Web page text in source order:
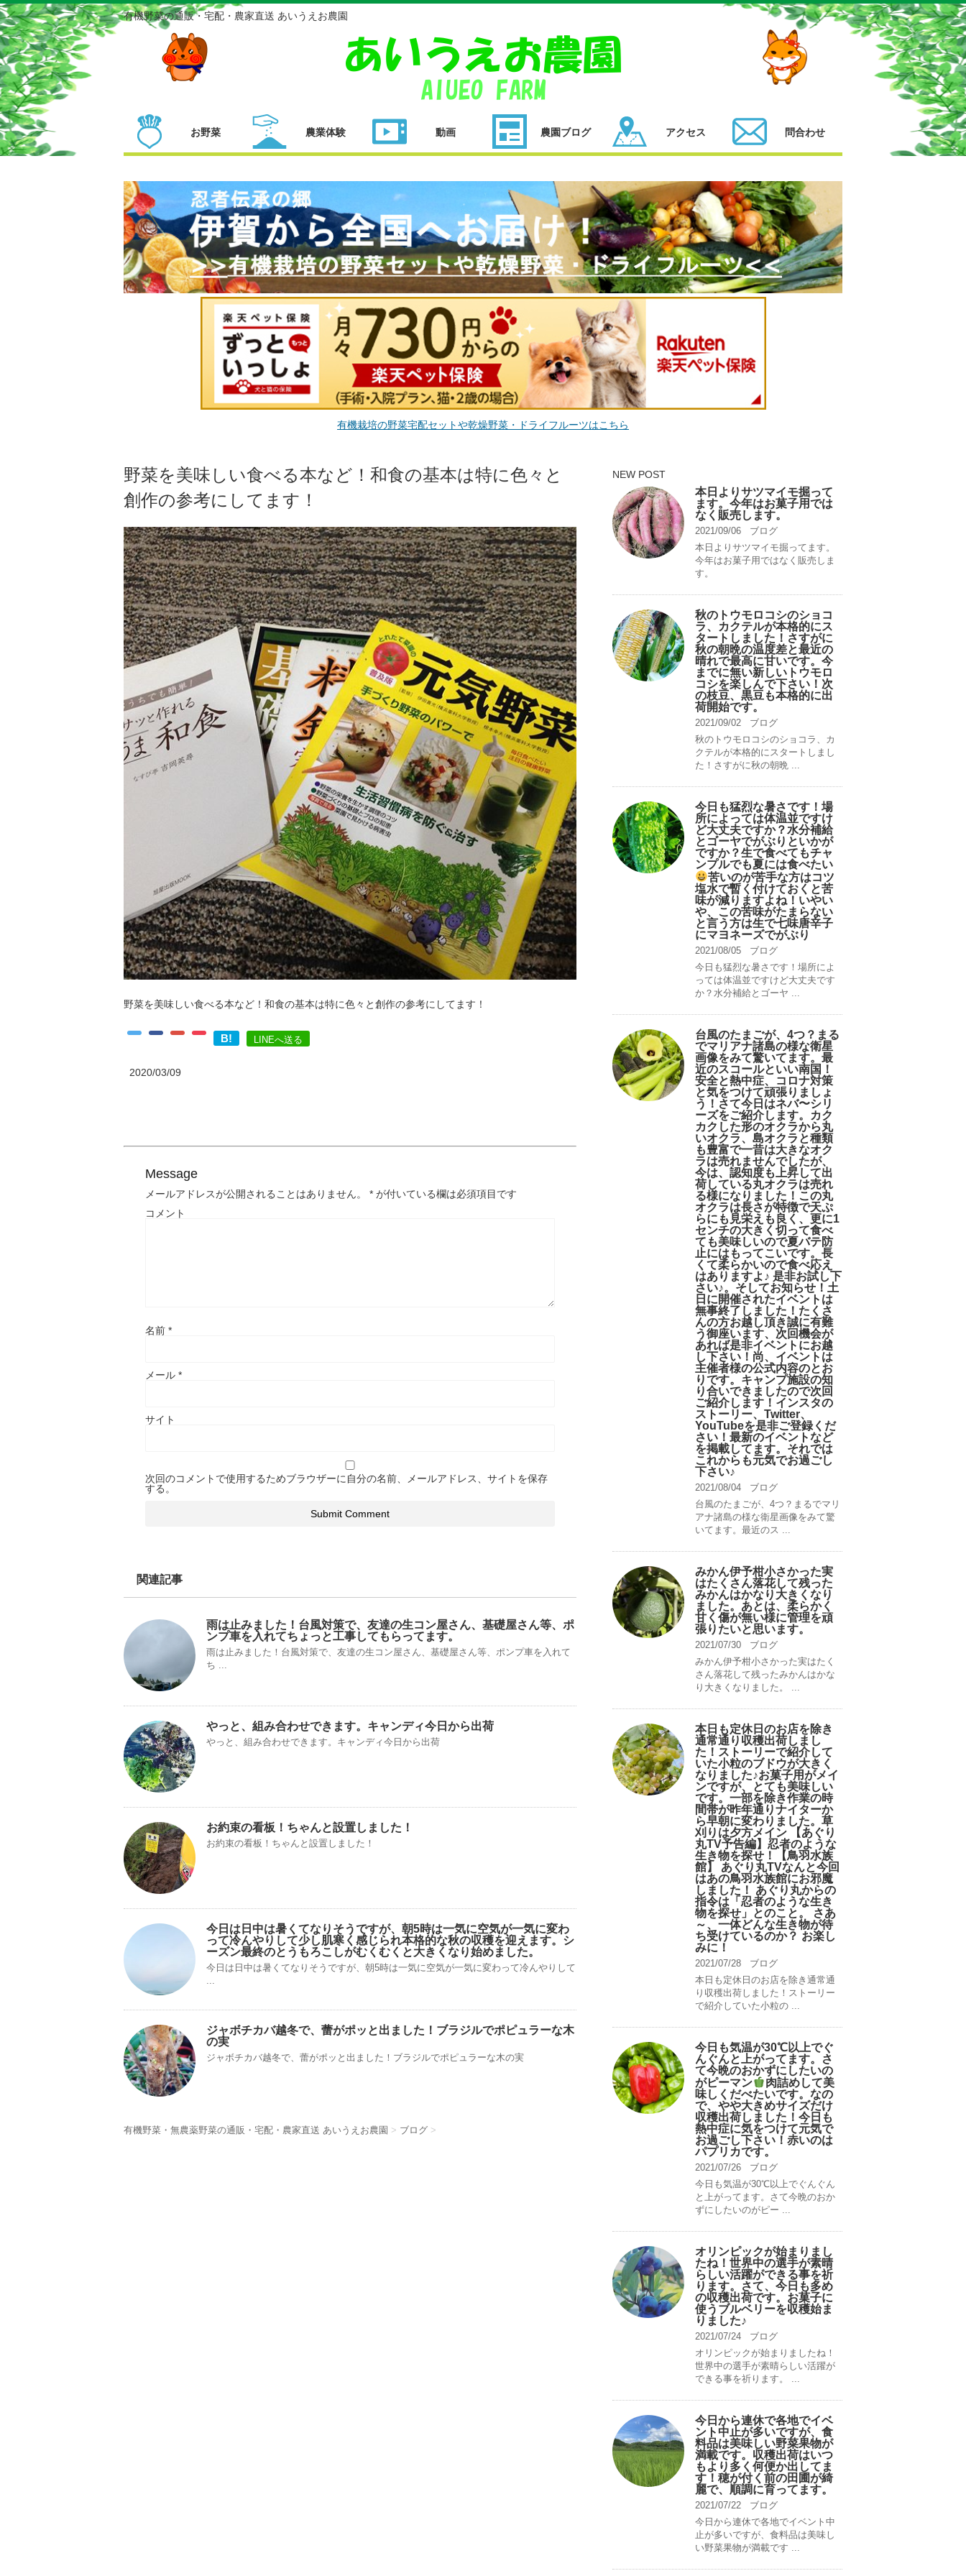
有機野菜の通販・宅配・農家直送 あいうえお農園
お野菜 農業体験 動画 農園ブログ アクセス 問合わせ
有機栽培の野菜宅配セットや乾燥野菜・ドライフルーツはこちら
野菜を美味しい食べる本など！和食の基本は特に色々と
創作の参考にしてます！
野菜を美味しい食べる本など！和食の基本は特に色々と創作の参考にしてます！
B! LINEへ送る
2020/03/09
Message
メールアドレスが公開されることはありません。 * が付いている欄は必須項目です
コメント
名前 *
メール *
サイト
次回のコメントで使用するためブラウザーに自分の名前、メールアドレス、サイトを保存
する。
関連記事
雨は止みました！台風対策で、友達の生コン屋さん、基礎屋さん等、ポ
ンプ車を入れてちょっと工事してもらってます。
雨は止みました！台風対策で、友達の生コン屋さん、基礎屋さん等、ポンプ車を入れて
ち ...
やっと、組み合わせできます。キャンディ今日から出荷
やっと、組み合わせできます。キャンディ今日から出荷
お約束の看板！ちゃんと設置しました！
お約束の看板！ちゃんと設置しました！
今日は日中は暑くてなりそうですが、朝5時は一気に空気が一気に変わ
って冷んやりして少し肌寒く感じられ本格的な秋の収穫を迎えます。シ
ーズン最終のとうもろこしがむくむくと大きくなり始めました。
今日は日中は暑くてなりそうですが、朝5時は一気に空気が一気に変わって冷んやりして
ジャボチカバ越冬で、蕾がポッと出ました！ブラジルでポピュラーな木
の実
ジャボチカバ越冬で、蕾がポッと出ました！ブラジルでポピュラーな木の実
有機野菜・無農薬野菜の通販・宅配・農家直送 あいうえお農園 > ブログ >
NEW POST
本日よりサツマイモ掘って
ます。今年はお菓子用では
なく販売します。
2021/09/06
ブログ
本日よりサツマイモ掘ってます。
今年はお菓子用ではなく販売しま
す。
秋のトウモロコシのショコ
ラ、カクテルが本格的にス
タートしました！さすがに
秋の朝晩の温度差と最近の
晴れで最高に甘いです。今
までに無い新しいトウモロ
コシを楽しんで下さい！次
の枝豆、黒豆も本格的に出
荷開始です。
2021/09/02
ブログ
秋のトウモロコシのショコラ、カ
クテルが本格的にスタートしまし
た！さすがに秋の朝晩 ...
今日も猛烈な暑さです！場
所によっては体温並ですけ
ど大丈夫ですか？水分補給
とゴーヤでがぶりといかが
ですか？生で食べてもチャ
ンプルでも夏には食べたい
苦いのが苦手な方はコツ
塩水で暫く付けておくと苦
味が減りますよね！いやい
や、この苦味がたまらない
と言う方は生で七味唐辛子
にマヨネーズでがぶり
2021/08/05
ブログ
今日も猛烈な暑さです！場所によ
っては体温並ですけど大丈夫です
か？水分補給とゴーヤ ...
台風のたまごが、4つ？まる
でマリアナ諸島の様な衛星
画像をみて驚いてます。最
近のスコールといい南国！
安全と熱中症、コロナ対策
と気をつけて頑張りましょ
う！さて今日はネバ〜シリ
ーズをご紹介します。カク
カクした形のオクラから丸
いオクラ、島オクラと種類
も豊富で一昔は大きなオク
ラは売れませんでしたが、
今は、認知度も上昇して出
荷している丸オクラは売れ
る様になりました！この丸
オクラは長さが特徴で天ぷ
らにも見栄えも良く、更に1
センチの大きく切って食べ
ても美味しいので夏バテ防
止にはもってこいです。長
くて柔らかいので食べ応え
はありますよ♪ 是非お試し下
さい♪。そしてお知らせ！土
日に開催されたイベントは
無事終了しました！たくさ
んの方お越し頂き誠に有難
う御座います、次回機会が
あれば是非イベントにお越
し下さい！尚、イベントは
主催者様の公式内容のとお
りです。キャンプ️施設の知
り合いできましたので次回
ご紹介します！インスタの
ストーリー、Twitter、
YouTubeを是非ご登録くだ
さい！最新のイベントなど
を掲載してます。それでは
これからも元気でお過ごし
下さい♪
2021/08/04
ブログ
台風のたまごが、4つ？まるでマリ
アナ諸島の様な衛星画像をみて驚
いてます。最近のス ...
みかん伊予柑小さかった実
はたくさん落花して残った
みかんはかなり大きくなり
ました。あとは、柔らかく
甘く傷が無い様に管理を頑
張りたいと思います。
2021/07/30
ブログ
みかん伊予柑小さかった実はたく
さん落花して残ったみかんはかな
り大きくなりました。 ...
本日も定休日のお店を除き
通常通り収穫出荷しまし
た！ストーリーで紹介して
いた小粒のブドウが大きく
なりました♪お菓子用がメイ
ンですが、とても美味しい
です。一部を除き作業の時
間帯が昨年通りナイターか
ら早朝に変わりました。草
刈りは夕方メイン 【あぐり
丸TV予告編】忍者のような
生き物を探せ！【鳥羽水族
館】 あぐり丸TVなんと今回
はあの鳥羽水族館にお邪魔
しました！ あぐり丸からの
指令は「忍者のような生き
物を探せ」とのこと。 さあ
～、一体どんな生き物が待
ち受けているのか？ お楽し
みに！
2021/07/28
ブログ
本日も定休日のお店を除き通常通
り収穫出荷しました！ストーリー
で紹介していた小粒の ...
今日も気温が30℃以上でぐ
んぐんと上がってます。さ
て今晩のおかずにしたいの
がピーマン
肉詰めして美
味しくだべたいです。なの
で、やや大きめサイズだけ
収穫出荷しました！今日も
熱中症に気をつけて元気で
お過ごし下さい！赤いのは
パプリカです。
2021/07/26
ブログ
今日も気温が30℃以上でぐんぐん
と上がってます。さて今晩のおか
ずにしたいのがピー ...
オリンピックが始まりまし
たね！世界中の選手が素晴
らしい活躍ができる事を祈
ります。さて、今日も多め
の収穫出荷です。お菓子に
使うブルベリーを収穫始ま
りました♪
2021/07/24
ブログ
オリンピックが始まりましたね！
世界中の選手が素晴らしい活躍が
できる事を祈ります。 ...
今日から連休で各地でイベ
ント中止が多いですが、食
料品は美味しい野菜果物が
満載です。収穫出荷はいつ
もより多く何便か出してま
す！穂が付く前の田圃が綺
麗で、順調に育ってます。
2021/07/22
ブログ
今日から連休で各地でイベント中
止が多いですが、食料品は美味し
い野菜果物が満載です ...